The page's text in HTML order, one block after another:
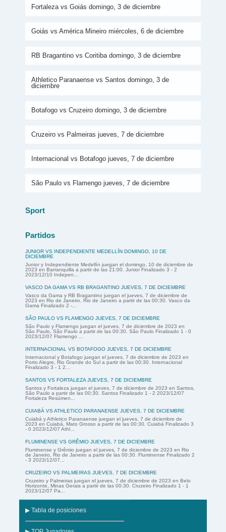
Fortaleza vs Goiás domingo, 3 de diciembre
Goiás vs América Mineiro miércoles, 6 de diciembre
RB Bragantino vs Coritiba domingo, 3 de diciembre
Athletico Paranaense vs Santos domingo, 3 de
diciembre
Botafogo vs Cruzeiro domingo, 3 de diciembre
Cruzeiro vs Palmeiras jueves, 7 de diciembre
Internacional vs Botafogo jueves, 7 de diciembre
São Paulo vs Flamengo jueves, 7 de diciembre
Sport
Partidos
JUNIOR VS INDEPENDIENTE MEDELLÍN DOMINGO, 10 DE
DICIEMBRE
Junior y Independiente Medellín juegan el domingo, 10 de diciembre de
2023 en Barranquilla a partir de las 21:00. Junior Finalizado 3 - 2
2023/12/10 Indepen...
VASCO DA GAMA VS RB BRAGANTINO JUEVES, 7 DE DICIEMBRE
Vasco da Gama y RB Bragantino juegan el jueves, 7 de diciembre de
2023 en Rio de Janeiro, Rio de Janeiro a partir de las 00:30. Vasco da
Gama Finalizado 2 -...
SÃO PAULO VS FLAMENGO JUEVES, 7 DE DICIEMBRE
São Paulo y Flamengo juegan el jueves, 7 de diciembre de 2023 en
São Paulo, São Paulo a partir de las 00:30. São Paulo Finalizado 1 - 0
2023/12/07 Flamengo ...
INTERNACIONAL VS BOTAFOGO JUEVES, 7 DE DICIEMBRE
Internacional y Botafogo juegan el jueves, 7 de diciembre de 2023 en
Porto Alegre, Rio Grande do Sul a partir de las 00:30. Internacional
Finalizado 3 - 1 2...
SANTOS VS FORTALEZA JUEVES, 7 DE DICIEMBRE
Santos y Fortaleza juegan el jueves, 7 de diciembre de 2023 en Santos,
São Paulo a partir de las 00:30. Santos Finalizado 1 - 2 2023/12/07
Fortaleza Resúmen...
CUIABÁ VS ATHLETICO PARANAENSE JUEVES, 7 DE DICIEMBRE
Cuiabá y Athletico Paranaense juegan el jueves, 7 de diciembre de
2023 en Cuiabá, Mato Grosso a partir de las 00:30. Cuiabá Finalizado 3
- 0 2023/12/07 Athl...
FLUMINENSE VS GRÊMIO JUEVES, 7 DE DICIEMBRE
Fluminense y Grêmio juegan el jueves, 7 de diciembre de 2023 en Rio
de Janeiro, Rio de Janeiro a partir de las 00:30. Fluminense Finalizado 2
- 3 2023/12/07...
CRUZEIRO VS PALMEIRAS JUEVES, 7 DE DICIEMBRE
Cruzeiro y Palmeiras juegan el jueves, 7 de diciembre de 2023 en Belo
Horizonte, Minas Gerais a partir de las 00:30. Cruzeiro Finalizado 1 - 1
2023/12/07 Pa...
▶ Tabla de posiciones